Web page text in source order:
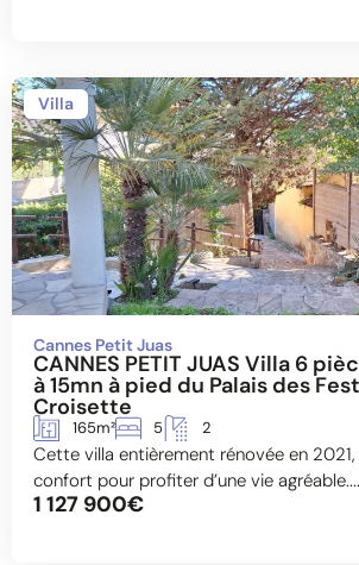
Villa
Cannes Petit Juas
CANNES PETIT JUAS Villa 6
à 15mn à pied du Palais des
Croisette
165m² 5 2
Cette villa entièrement rénovée en
confort pour profiter d’une vie agréable....
1 127 900€